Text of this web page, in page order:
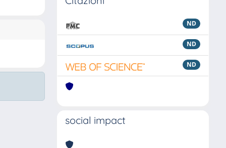
ND
ND
ND
social impact